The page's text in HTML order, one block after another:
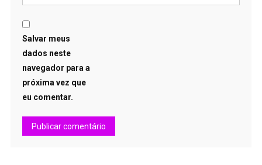
Salvar meus
dados neste
navegador para a
próxima vez que
eu comentar.